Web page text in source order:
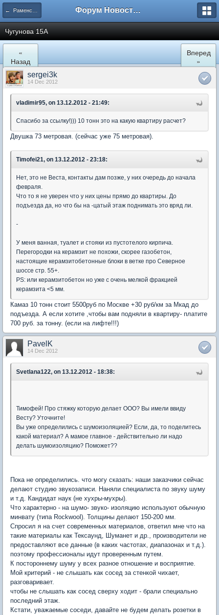
← Раменское Форум Новостройки
Чугунова 15А
«
Назад
Вперед
»
sergei3k
14 Dec 2012
vladimir95, on 13.12.2012 - 21:49:
Спасибо за ссылку!))) 10 тонн это на какую квартиру расчет?
Двушка 73 метровая. (сейчас уже 75 метровая).
Timofei21, on 13.12.2012 - 23:18:
Нет, это не Веста, контакты дам позже, у них очередь до начала
февраля.
Что то я не уверен что у них цены прямо до квартиры. До
подъезда да, но что бы на -цатый этаж поднимать это вряд ли.
-
У меня ванная, туалет и стояки из пустотелого кирпича.
Перегородки на керамзит не похожи, скорее газобетон,
настоящие керамзитобетонные блоки в ветке про Северное
шоссе стр. 55+.
PS: или керамзитобетон но уже с очень мелкой фракцией
керамзита <5 мм.
Камаз 10 тонн стоит 5500руб по Москве +30 руб/км за Мкад до
подъезда. А если хотите ,чтобы вам подняли в квартиру- платите
700 руб. за тонну. (если на лифте!!!)
PavelK
14 Dec 2012
Svetlana122, on 13.12.2012 - 18:38:
Тимофей! Про стяжку которую делает ООО? Вы имели ввиду
Весту? Уточните!
Вы уже определились с шумоизоляцией? Если, да, то поделитесь
какой материал? А мамое главное - действительно ли надо
делать шумоизоляцию? Поможет??
Пока не определились. что могу сказать: наши заказчики сейчас
делают студию звукозаписи. Наняли специалиста по звуку шуму
и т.д. Кандидат наук (не хухры-мухры).
Что характерно - на шумо- звуко- изоляцию используют обычную
минвату (типа Rockwool). Толщины делают 150-200 мм.
Спросил я на счет современных материалов, ответил мне что на
такие материалы как Тексаунд, Шуманет и др., производители не
предоставляют все данные (в каких частотах, диапазонах и т.д.).
поэтому профессионалы идут проверенным путем.
К постороннему шуму у всех разное отношение и восприятие.
Мой критерий - не слышать как сосед за стенкой чихает,
разговаривает.
чтобы не слышать как сосед сверху ходит - брали специально
последний этаж.
Кстати, уважаемые соседи, давайте не будем делать розетки в